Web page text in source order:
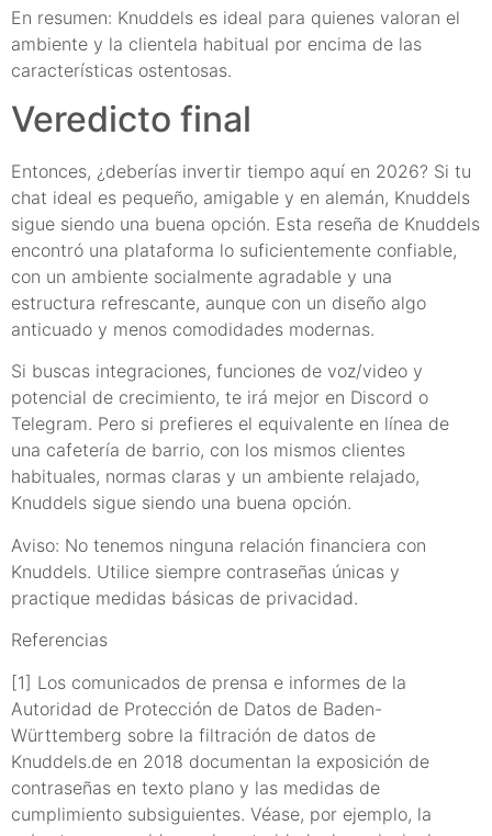
En resumen: Knuddels es ideal para quienes valoran el
ambiente y la clientela habitual por encima de las
características ostentosas.
Veredicto final
Entonces, ¿deberías invertir tiempo aquí en 2026? Si tu
chat ideal es pequeño, amigable y en alemán, Knuddels
sigue siendo una buena opción. Esta reseña de Knuddels
encontró una plataforma lo suficientemente confiable,
con un ambiente socialmente agradable y una
estructura refrescante, aunque con un diseño algo
anticuado y menos comodidades modernas.
Si buscas integraciones, funciones de voz/video y
potencial de crecimiento, te irá mejor en Discord o
Telegram. Pero si prefieres el equivalente en línea de
una cafetería de barrio, con los mismos clientes
habituales, normas claras y un ambiente relajado,
Knuddels sigue siendo una buena opción.
Aviso: No tenemos ninguna relación financiera con
Knuddels. Utilice siempre contraseñas únicas y
practique medidas básicas de privacidad.
Referencias
[1] Los comunicados de prensa e informes de la
Autoridad de Protección de Datos de Baden-
Württemberg sobre la filtración de datos de
Knuddels.de en 2018 documentan la exposición de
contraseñas en texto plano y las medidas de
cumplimiento subsiguientes. Véase, por ejemplo, la